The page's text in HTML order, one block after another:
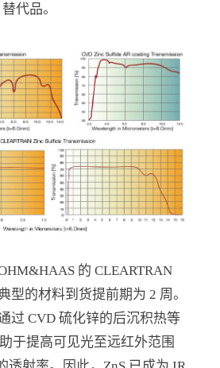
代品。
的 CLEARTRAN
型的材料到货提前期为 2 周。
过 CVD 硫化锌的后沉积热等
于提高可见光至远红外范围